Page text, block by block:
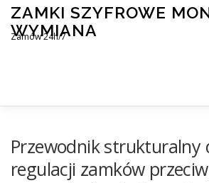
Skip
content
ZAMKI SZYFROWE
WYMIANA
Zamów 24h/7
Przewodnik strukturalny
regulacji zamków